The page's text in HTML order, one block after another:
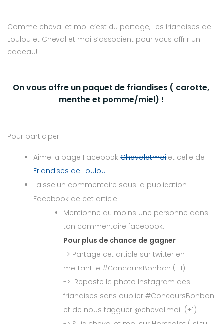
Comme cheval et moi c’est du partage, Les friandises de
Loulou et Cheval et moi s’associent pour vous offrir un
cadeau!
On vous offre un paquet de friandises ( carotte,
menthe et pomme/miel) !
Pour participer :
Aime la page FacebookChevaletmoiet celle de
Friandises de Loulou
Laisse un commentaire sous la publication
Facebook de cet article
Mentionne au moins une personne dans
ton commentaire facebook.
Pour plus de chance de gagner
-> Partage cet article sur twitter en
mettant le #ConcoursBonbon (+1)
-> Reposte la photo Instagram des
friandises sans oublier #ConcoursBonbon
et de nous tagguer @cheval.moi (+1)